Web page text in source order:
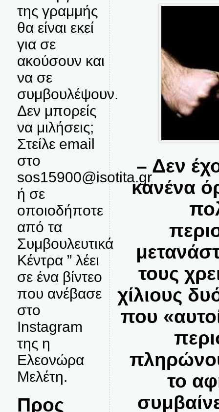
της γραμμής
θα είναι εκεί
για σε
ακούσουν και
να σε
συμβουλέψουν.
Δεν μπορείς
να μιλήσεις;
Στείλε email
στο
sos15900@isotita.gr
ή σε
οποιοδήποτε
από τα
Συμβουλευτικά
Κέντρα ” λέει
σε ένα βίντεο
που ανέβασε
στο
Instagram
της η
Ελεονώρα
Μελέτη.
Προς
– Δεν
κανένα
τους
χίλιους
που
το